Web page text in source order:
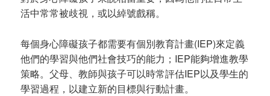
活中常常被歧視，或以綽號戲稱。
每個身心障礙孩子都需要有個別教育計畫(IEP)來定義
他們的學習與他們社會技巧的能力；IEP能夠增進教學
策略。父母、教師與孩子可以時常評估IEP以及學生的
學習過程，以建立新的目標與行動計畫。